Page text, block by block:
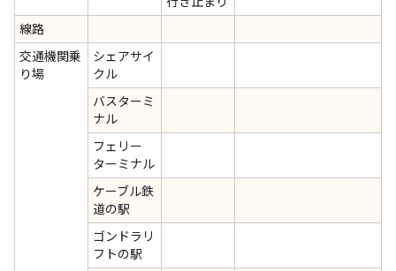
線路
交通機関乗
り場
シェアサイ
クル
バスターミ
ナル
フェリー
ターミナル
ケーブル鉄
道の駅
ゴンドラリ
フトの駅